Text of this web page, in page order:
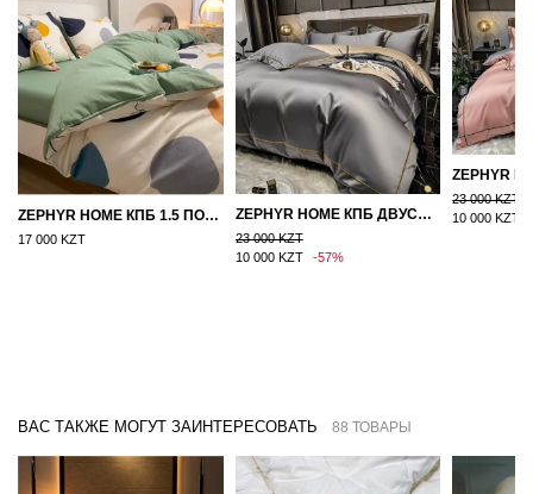
ZEPHYR HOME КПБ 1.5 ПОЛУТОРКА ЦВЕТНЫЕ КРУГИ
17 000 KZT
ZEPHYR HOME КПБ ДВУСПАЛКА ЕВРО МАКО-САТИН 100S ГРАНИТ
23 000 KZT
10 000 KZT
-57%
23 000 KZT
10 000 KZT
ВАС ТАКЖЕ МОГУТ ЗАИНТЕРЕСОВАТЬ 88 ТОВАРЫ